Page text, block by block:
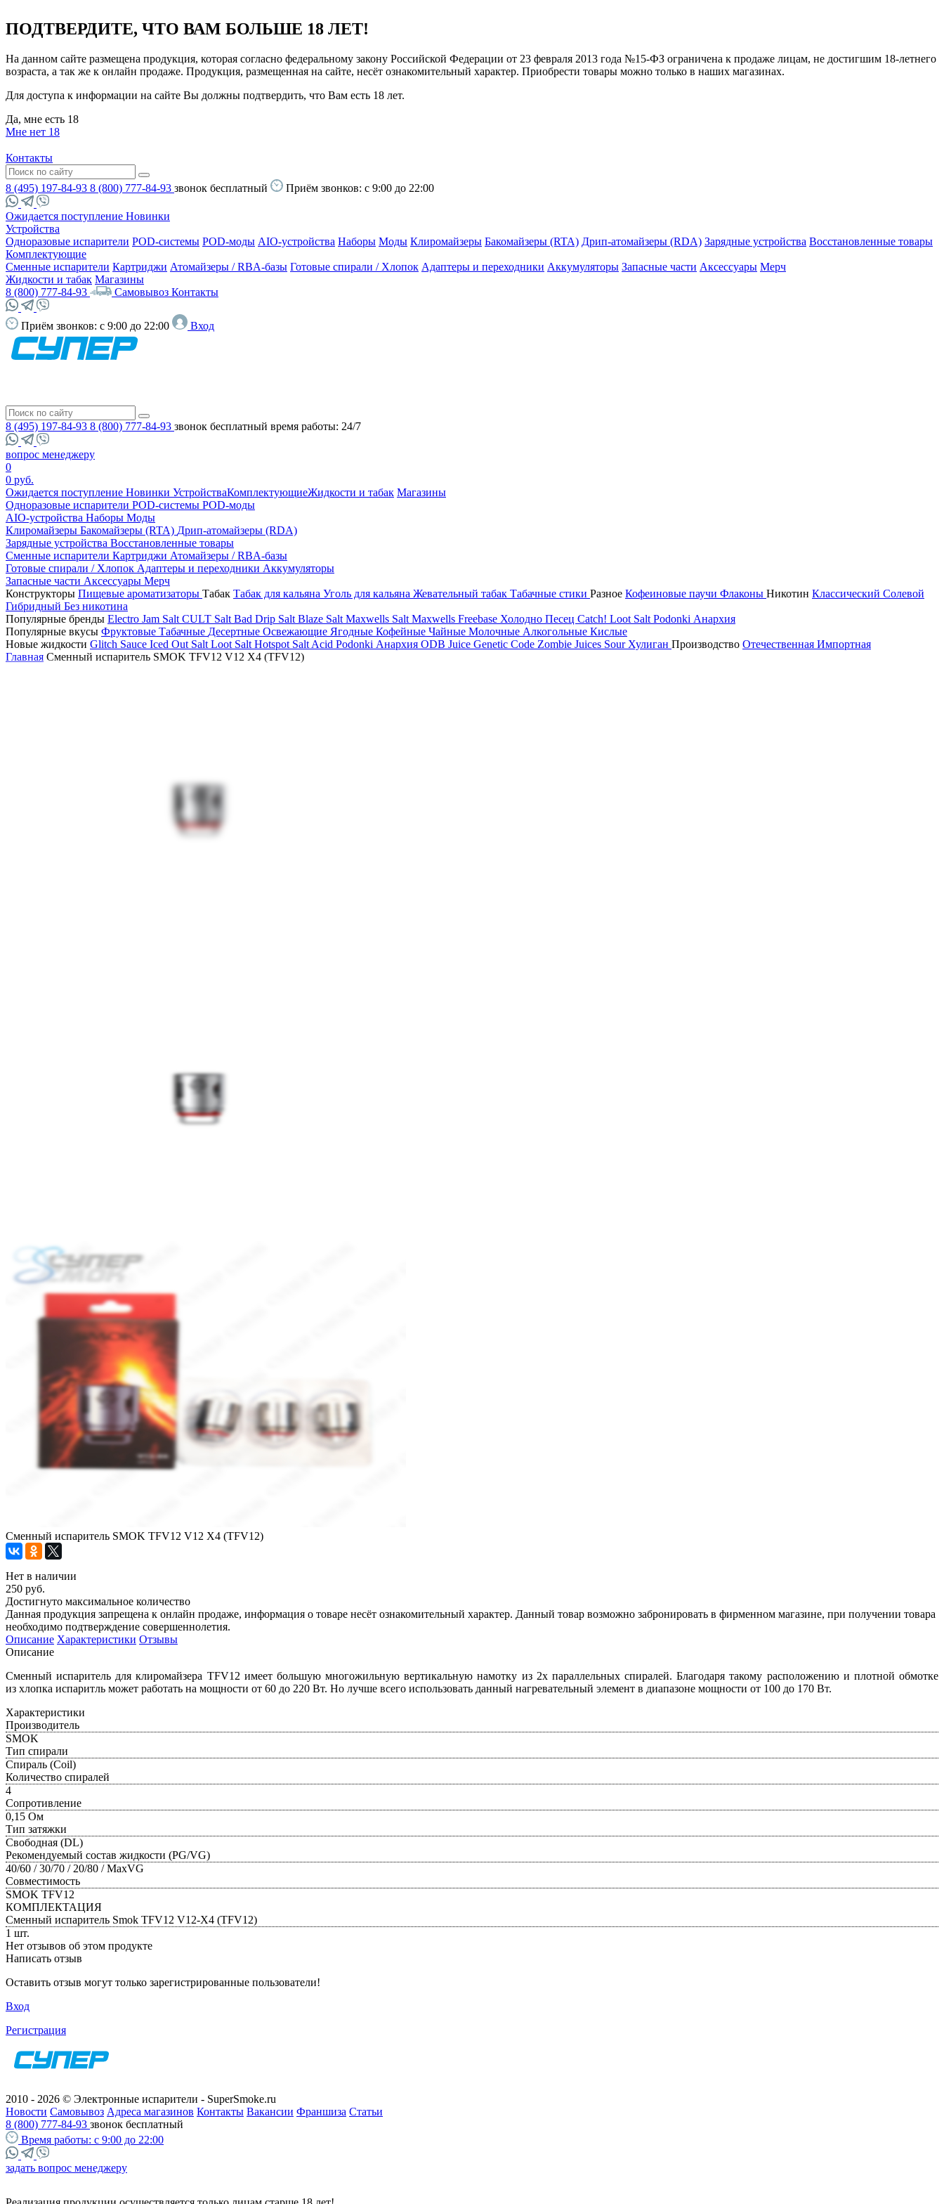
ПОДТВЕРДИТЕ, ЧТО ВАМ БОЛЬШЕ 18 ЛЕТ!
На данном сайте размещена продукция, которая согласно федеральному закону Российской Федерации от 23 февраля 2013 года №15-ФЗ ограничена к продаже лицам, не достигшим 18-летнего
возраста, а так же к онлайн продаже. Продукция, размещенная на сайте, несёт ознакомительный характер. Приобрести товары можно только в наших магазинах.
Для доступа к информации на сайте Вы должны подтвердить, что Вам есть 18 лет.
Да, мне есть 18
Мне нет 18
Контакты
8 (495) 197-84-93 8 (800) 777-84-93 звонок бесплатный Приём звонков: с 9:00 до 22:00
Ожидается поступление Новинки
Устройства
Одноразовые испарители POD-системы POD-моды AIO-устройства Наборы Моды Клиромайзеры Бакомайзеры (RTA) Дрип-атомайзеры (RDA) Зарядные устройства Восстановленные товары
Комплектующие
Сменные испарители Картриджи Атомайзеры / RBA-базы Готовые спирали / Хлопок Адаптеры и переходники Аккумуляторы Запасные части Аксессуары Мерч
Жидкости и табак Магазины
8 (800) 777-84-93
Самовывоз Контакты
Приём звонков: с 9:00 до 22:00 Вход
8 (495) 197-84-93 8 (800) 777-84-93 звонок бесплатный время работы: 24/7
вопрос менеджеру
0
0 руб.
Ожидается поступление Новинки УстройстваКомплектующиеЖидкости и табак Магазины
Одноразовые испарители POD-системы POD-моды
AIO-устройства Наборы Моды
Клиромайзеры Бакомайзеры (RTA) Дрип-атомайзеры (RDA)
Зарядные устройства Восстановленные товары
Сменные испарители Картриджи Атомайзеры / RBA-базы
Готовые спирали / Хлопок Адаптеры и переходники Аккумуляторы
Запасные части Аксессуары Мерч
Конструкторы Пищевые ароматизаторы Табак Табак для кальяна Уголь для кальяна Жевательный табак Табачные стики Разное Кофеиновые паучи Флаконы Никотин Классический Солевой
Гибридный Без никотина
Популярные бренды Electro Jam Salt CULT Salt Bad Drip Salt Blaze Salt Maxwells Salt Maxwells Freebase Холодно Песец Catch! Loot Salt Podonki Анархия
Популярные вкусы Фруктовые Табачные Десертные Освежающие Ягодные Кофейные Чайные Молочные Алкогольные Кислые
Новые жидкости Glitch Sauce Iced Out Salt Loot Salt Hotspot Salt Acid Podonki Анархия ODB Juice Genetic Code Zombie Juices Sour Хулиган Производство Отечественная Импортная
Главная Сменный испаритель SMOK TFV12 V12 X4 (TFV12)
Сменный испаритель SMOK TFV12 V12 X4 (TFV12)
Нет в наличии
250 руб.
Достигнуто максимальное количество
Данная продукция запрещена к онлайн продаже, информация о товаре несёт ознакомительный характер. Данный товар возможно забронировать в фирменном магазине, при получении товара
необходимо подтверждение совершеннолетия.
Описание Характеристики Отзывы
Описание
Сменный испаритель для клиромайзера TFV12 имеет большую многожильную вертикальную намотку из 2х параллельных спиралей. Благодаря такому расположению и плотной обмотке
из хлопка испаритль может работать на мощности от 60 до 220 Вт. Но лучше всего использовать данный нагревательный элемент в диапазоне мощности от 100 до 170 Вт.
Характеристики
Производитель
SMOK
Тип спирали
Спираль (Coil)
Количество спиралей
4
Сопротивление
0,15 Ом
Тип затяжки
Свободная (DL)
Рекомендуемый состав жидкости (PG/VG)
40/60 / 30/70 / 20/80 / MaxVG
Совместимость
SMOK TFV12
КОМПЛЕКТАЦИЯ
Сменный испаритель Smok TFV12 V12-X4 (TFV12)
1 шт.
Нет отзывов об этом продукте
Написать отзыв
Оставить отзыв могут только зарегистрированные пользователи!
Вход
Регистрация
2010 - 2026 © Электронные испарители - SuperSmoke.ru
Новости Самовывоз Адреса магазинов Контакты Вакансии Франшиза Статьи
8 (800) 777-84-93 звонок бесплатный
Время работы: с 9:00 до 22:00
задать вопрос менеджеру